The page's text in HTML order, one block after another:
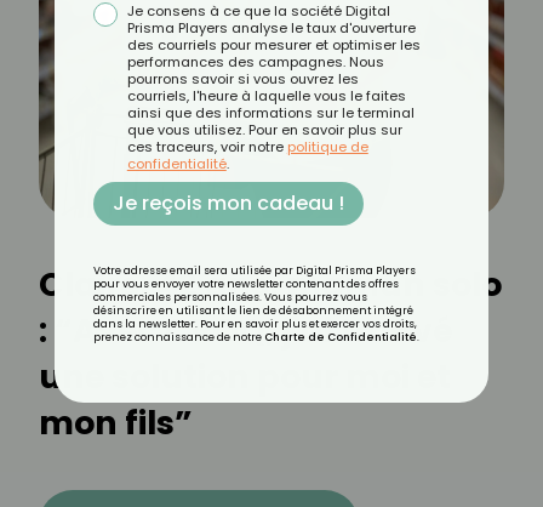
Claire, 42 ans, maman solo
: “Avec CROQ, j’ai trouvé
une solution pour moi et
mon fils”
Je consens à ce que la société Digital
Prisma Players analyse le taux d'ouverture
des courriels pour mesurer et optimiser les
performances des campagnes. Nous
pourrons savoir si vous ouvrez les
courriels, l'heure à laquelle vous le faites
ainsi que des informations sur le terminal
que vous utilisez. Pour en savoir plus sur
ces traceurs, voir notre politique de
confidentialité.
Je reçois mon cadeau !
Votre adresse email sera utilisée par Digital Prisma Players
pour vous envoyer votre newsletter contenant des offres
commerciales personnalisées. Vous pourrez vous
désinscrire en utilisant le lien de désabonnement intégré
dans la newsletter. Pour en savoir plus et exercer vos droits,
prenez connaissance de notre Charte de Confidentialité.